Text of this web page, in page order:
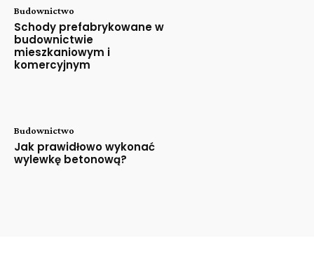
Budownictwo
Schody prefabrykowane w
budownictwie
mieszkaniowym i
komercyjnym
Budownictwo
Jak prawidłowo wykonać
wylewkę betonową?